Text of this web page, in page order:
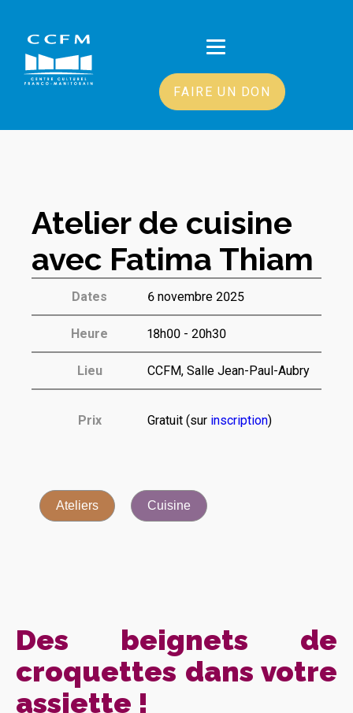
FAIRE UN DON
Atelier de cuisine
avec Fatima Thiam
Dates 6 novembre 2025
Heure 18h00 - 20h30
Lieu CCFM, Salle Jean-Paul-Aubry
Prix Gratuit (sur inscription)
Ateliers Cuisine
Des beignets de
croquettes dans votre
assiette !